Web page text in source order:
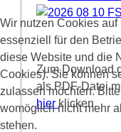
Zum Download
als PDF-Datei
hier klicken.
Wir nutzen Cookies
essenziell für den
diese Website und die
Cookies). Sie können
zulassen möchten.
womöglich nicht mehr
stehen.